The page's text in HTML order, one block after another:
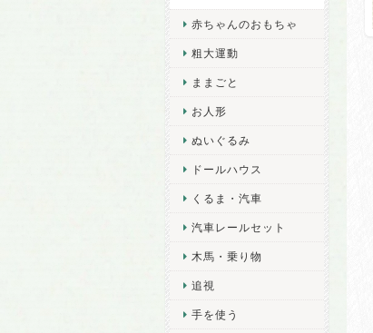
赤ちゃんのおもちゃ
粗大運動
ままごと
お人形
ぬいぐるみ
ドールハウス
くるま・汽車
汽車レールセット
木馬・乗り物
追視
手を使う